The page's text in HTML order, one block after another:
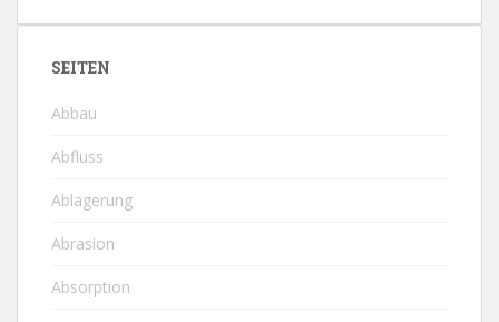
SEITEN
Abbau
Abfluss
Ablagerung
Abrasion
Absorption